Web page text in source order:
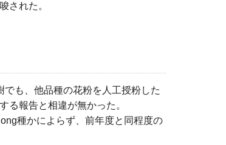
された。
も、他品種の花粉を人工授粉した
る報告と相違が無かった。
種かによらず、前年度と同程度の